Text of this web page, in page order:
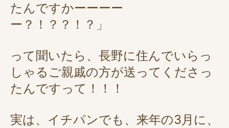
たんですかーーーー
ー？！？？！？」
って聞いたら、長野に住んでいらっ
しゃるご親戚の方が送ってくださっ
たんですって！！！
実は、イチパンでも、来年の3月に、